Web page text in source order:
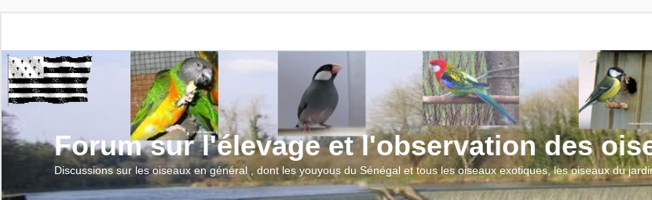
Forum sur l'élevage et l'observation des
Discussions sur les oiseaux en général , dont les youyous du Sénégal et tous les oiseaux exotiques, les oiseaux du